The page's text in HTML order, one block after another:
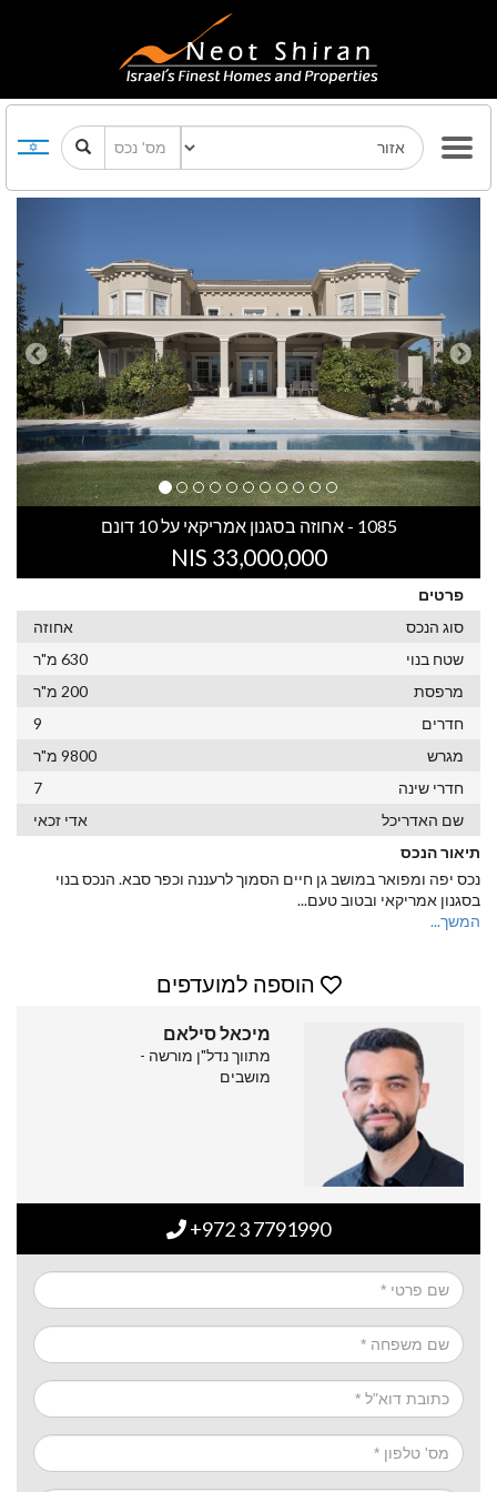
Previous Next
1085 - אחוזה בסגנון אמריקאי על 10 דונם
33,000,000 NIS
פרטים
סוג הנכס
אחוזה
שטח בנוי
630 מ"ר
מרפסת
200 מ"ר
חדרים
9
מגרש
9800 מ"ר
חדרי שינה
7
שם האדריכל
אדי זכאי
תיאור הנכס
נכס יפה ומפואר במושב גן חיים הסמוך לרעננה וכפר סבא. הנכס בנוי
בסגנון אמריקאי ובטוב טעם...
המשך...
הוספה למועדפים
מיכאל סילאם
מתווך נדל"ן מורשה -
מושבים
+972 3 7791990